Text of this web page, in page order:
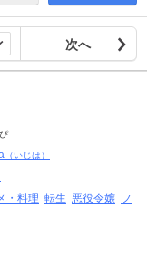
次へ
（いじは）
・料理 転生 悪役令嬢 フ